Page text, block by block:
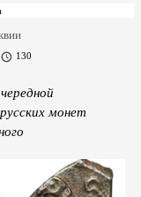
130
монет